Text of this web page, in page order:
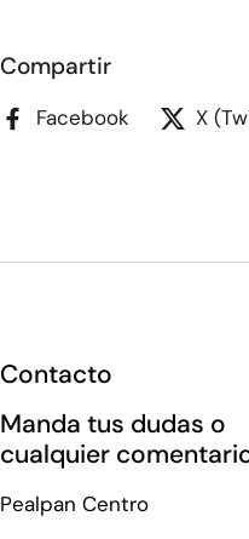
Compartir
Facebook X
Contacto
Manda tus dudas o
cualquier
Pealpan Centro